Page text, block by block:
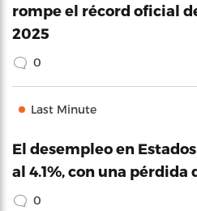
rompe el récord oficial
2025
0
Last Minute
El desempleo en
al 4.1%, con una pérdida
0